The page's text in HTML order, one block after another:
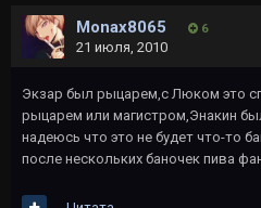
Monax8065 6
21 июля, 2010
Экзар был рыцарем,с Люком это
рыцарем или магистром,Энакин
надеюсь что это не будет что-то
после нескольких баночек пива